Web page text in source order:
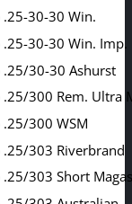
.25-30-30 Win.
.25-30-30 Win. Imp.
.25/30-30 Ashurst
.25/300 Rem. Ultra
.25/300 WSM
.25/303 Riverbrand
.25/303 Short